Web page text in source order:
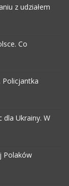
z udziałem
Co
Policjantka
Ukrainy. W
Polaków